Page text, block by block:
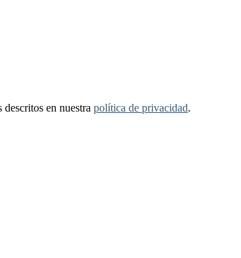
en nuestra política de privacidad.